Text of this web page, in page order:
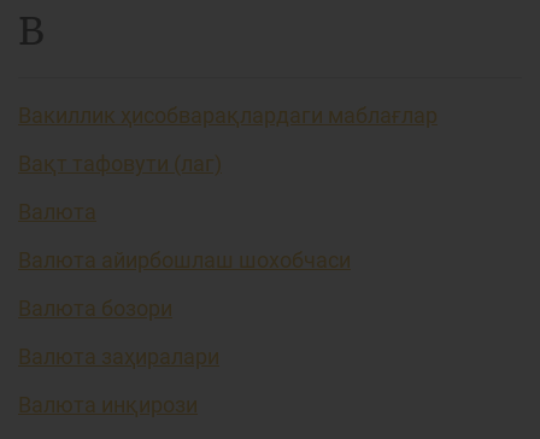
В
Вакиллик ҳисобварақлардаги маблағлар
Вақт тафовути (лаг)
Валюта
Валюта айирбошлаш шохобчаси
Валюта бозори
Валюта заҳиралари
Валюта инқирози